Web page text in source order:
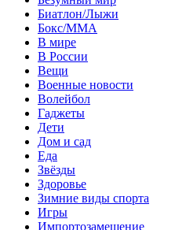
Биатлон/Лыжи
Бокс/MMA
В мире
В России
Вещи
Военные новости
Волейбол
Гаджеты
Дети
Дом и сад
Еда
Звёзды
Здоровье
Зимние виды спорта
Игры
Импортозамещение